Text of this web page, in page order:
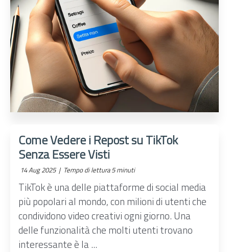
Come Vedere i Repost su TikTok
Senza Essere Visti
14 Aug 2025 | Tempo di lettura 5 minuti
TikTok è una delle piattaforme di social media
più popolari al mondo, con milioni di utenti che
condividono video creativi ogni giorno. Una
delle funzionalità che molti utenti trovano
interessante è la ...